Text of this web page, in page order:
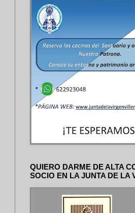
QUIERO DARME DE ALTA
SOCIO EN LA JUNTA DE LA